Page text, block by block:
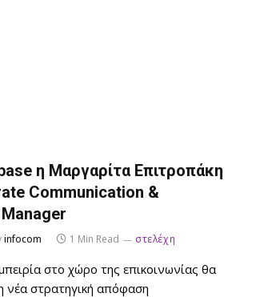
η Μαργαρίτα Επιτροπάκη
Communication &
infocom 1 Min Read στελέχη
στο χώρο της επικοινωνίας θα
νέα στρατηγική απόφαση